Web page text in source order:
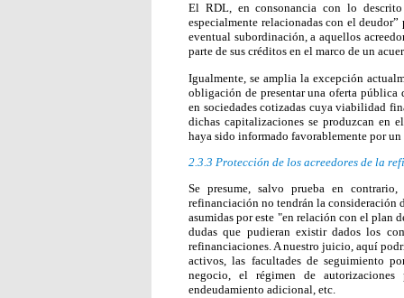
El RDL, en consonancia con lo
especialmente relacionadas con el
eventual subordinación, a aquellos
parte de sus créditos en el marco de un
Igualmente, se amplia la excepción
obligación de presentar una oferta pública
en sociedades cotizadas cuya viabilidad
dichas capitalizaciones se produzcan en
haya sido informado favorablemente por
2.3.3 Protección de los acreedores de la
Se presume, salvo prueba en
refinanciación no tendrán la consideración
asumidas por este "en relación con el plan
dudas que pudieran existir dados los
refinanciaciones. A nuestro juicio, aquí
activos, las facultades de seguimiento
negocio, el régimen de autorizaciones
endeudamiento adicional, etc.